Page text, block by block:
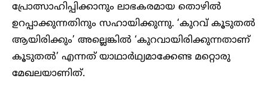
പ്രോത്സാഹിപ്പിക്കാനും ലാഭകരമായ തൊഴിൽ
ഉറപ്പാക്കുന്നതിനും സഹായിക്കുന്നു. ‘കുറവ് കൂടുതൽ
ആയിരിക്കും’ അല്ലെങ്കിൽ ‘കുറവായിരിക്കുന്നതാണ്
കൂടുതൽ’ എന്നത് യാഥാർഥ്യമാക്കേണ്ട മറ്റൊരു
മേഖലയാണിത്.